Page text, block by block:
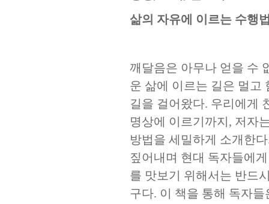
삶의 자유에 이르는 수행
깨달음은 아무나 얻을 수
운 삶에 이르는 길은 멀고
길을 걸어왔다. 우리에게
명상에 이르기까지 , 저자
방법을 세밀하게 소개한다
짚어내며 현대 독자들에
를 맛보기 위해서는 반드
구다. 이 책을 통해 독자